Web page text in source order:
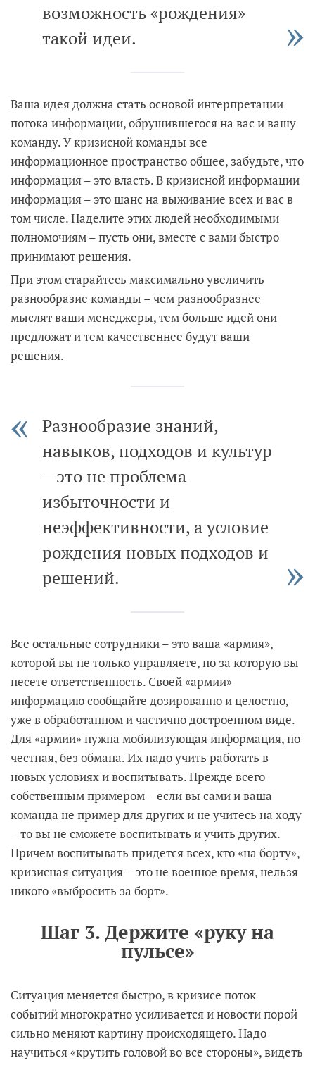
возможность «рождения»
такой идеи.
Ваша идея должна стать основой интерпретации
потока информации, обрушившегося на вас и вашу
команду. У кризисной команды все
информационное пространство общее, забудьте, что
информация – это власть. В кризисной информации
информация – это шанс на выживание всех и вас в
том числе. Наделите этих людей необходимыми
полномочиям – пусть они, вместе с вами быстро
принимают решения.
При этом старайтесь максимально увеличить
разнообразие команды – чем разнообразнее
мыслят ваши менеджеры, тем больше идей они
предложат и тем качественнее будут ваши
решения.
Разнообразие знаний,
навыков, подходов и культур
– это не проблема
избыточности и
неэффективности, а условие
рождения новых подходов и
решений.
Все остальные сотрудники – это ваша «армия»,
которой вы не только управляете, но за которую вы
несете ответственность. Своей «армии»
информацию сообщайте дозированно и целостно,
уже в обработанном и частично достроенном виде.
Для «армии» нужна мобилизующая информация, но
честная, без обмана. Их надо учить работать в
новых условиях и воспитывать. Прежде всего
собственным примером – если вы сами и ваша
команда не пример для других и не учитесь на ходу
– то вы не сможете воспитывать и учить других.
Причем воспитывать придется всех, кто «на борту»,
кризисная ситуация – это не военное время, нельзя
никого «выбросить за борт».
Шаг 3. Держите «руку на
пульсе»
Ситуация меняется быстро, в кризисе поток
событий многократно усиливается и новости порой
сильно меняют картину происходящего. Надо
научиться «крутить головой во все стороны», видеть